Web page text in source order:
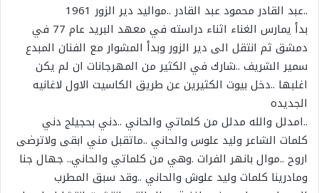
..عبد القادر محمود عبد القادر ..مواليد دير الزور 1961
بدأ يمارس الغناء اثناء دراسته في معهد البريد عام 77 في
دمشق ثم انتقل الى دير الزور وبدأ المشوار مع الفنان المبدع
سمير الشريف ..شارك في الكثير من المهرجانات ان لم يكن
اغلبها ..دخل بيوت الكثيرين عن طريق الكاسيت الاول لاغانيه
الجديده
..امدلل والله مدلل من كلماتي والحاني ..دني بحجيلج دني
كلمات الشاعر وليد علوس والحاني ..ماتقبل مني ابقى ولاترضى
اروح ..موال بانهر الفرات .وهي من كلماتي والحاني.. جهال جنا
ومادرينا كلمات وليد علوش والحاني ..وقد سبق المطرب